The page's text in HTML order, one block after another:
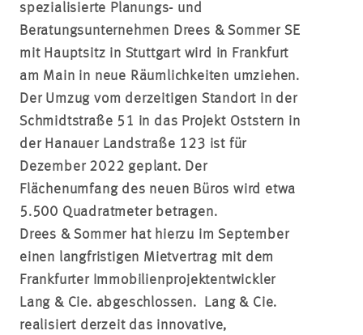
spezialisierte Planungs- und
Beratungsunternehmen Drees & Sommer SE
mit Hauptsitz in Stuttgart wird in Frankfurt
am Main in neue Räumlichkeiten umziehen.
Der Umzug vom derzeitigen Standort in der
Schmidtstraße 51 in das Projekt Oststern in
der Hanauer Landstraße 123 ist für
Dezember 2022 geplant. Der
Flächenumfang des neuen Büros wird etwa
5.500 Quadratmeter betragen.
Drees & Sommer hat hierzu im September
einen langfristigen Mietvertrag mit dem
Frankfurter Immobilienprojektentwickler
Lang & Cie. abgeschlossen. Lang & Cie.
realisiert derzeit das innovative,